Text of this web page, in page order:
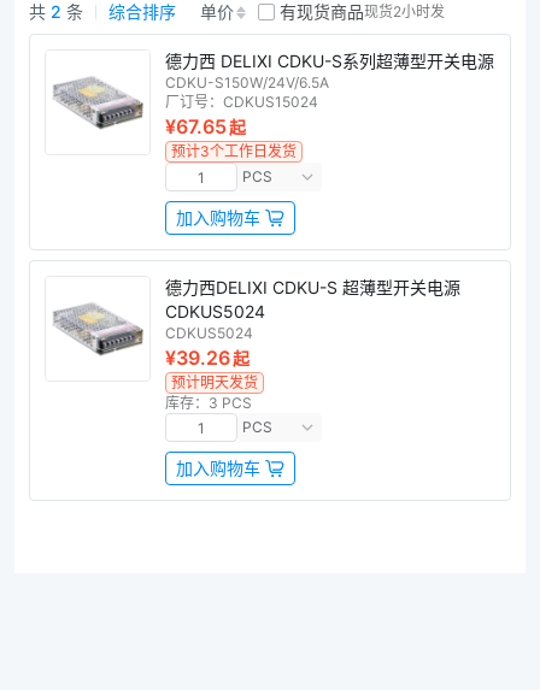
德力西开关电源商品列表
共 2 条 综合排序 单价 有现货商品现货2小时发
德力西 DELIXI CDKU-S系列超薄型开关电源
CDKU-S150W/24V/6.5A
厂订号： CDKUS15024
¥67.65起
预计3个工作日发货
PCS
加入购物车
德力西DELIXI CDKU-S 超薄型开关电源
CDKUS5024
CDKUS5024
¥39.26起
预计明天发货
库存：3 PCS
PCS
加入购物车